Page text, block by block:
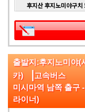
후지산 후지노미야구치
출발지:후지노미야
카)
|고속버스
미시마역 남쪽 출구
라이너)